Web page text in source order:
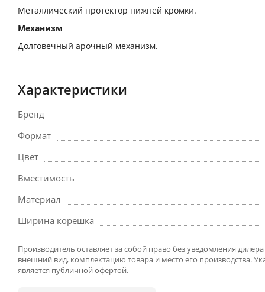
Металлический протектор нижней кромки.
Механизм
Долговечный арочный механизм.
Характеристики
Бренд
Формат
Цвет
Вместимость
Материал
Ширина корешка
Производитель оставляет за собой право без уведомления
внешний вид, комплектацию товара и место его производства.
является публичной офертой.